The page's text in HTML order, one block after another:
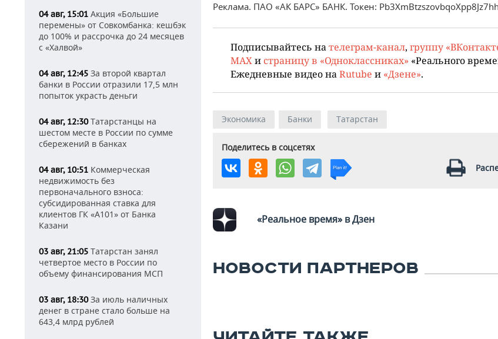
04 авг, 15:01 Акция «Большие
перемены» от Совкомбанка: кешбэк
до 100% и рассрочка до 24 месяцев
с «Халвой»
04 авг, 12:45 За второй квартал
банки в России отразили 17,5 млн
попыток украсть деньги
04 авг, 12:30Татарстанцы на
шестом месте в России по сумме
сбережений в банках
04 авг, 10:51 Коммерческая
недвижимость без
первоначального взноса:
субсидированная ставка для
клиентов ГК «А101» от Банка
Казани
03 авг, 21:05 Татарстан занял
четвертое место в России по
объему финансирования МСП
03 авг, 18:30За июль наличных
денег в стране стало больше на
643,4 млрд рублей
Реклама. ПАО «АК БАРС» БАНК. Токен:
Подписывайтесь на телеграм-канал, группу
MAX и страницу в «Одноклассниках» «Реального
Ежедневные видео на Rutube и «Дзене».
Экономика Банки Татарстан
Поделитесь в соцсетях
«Реальное время» в Дзен
НОВОСТИ ПАРТНЕРОВ